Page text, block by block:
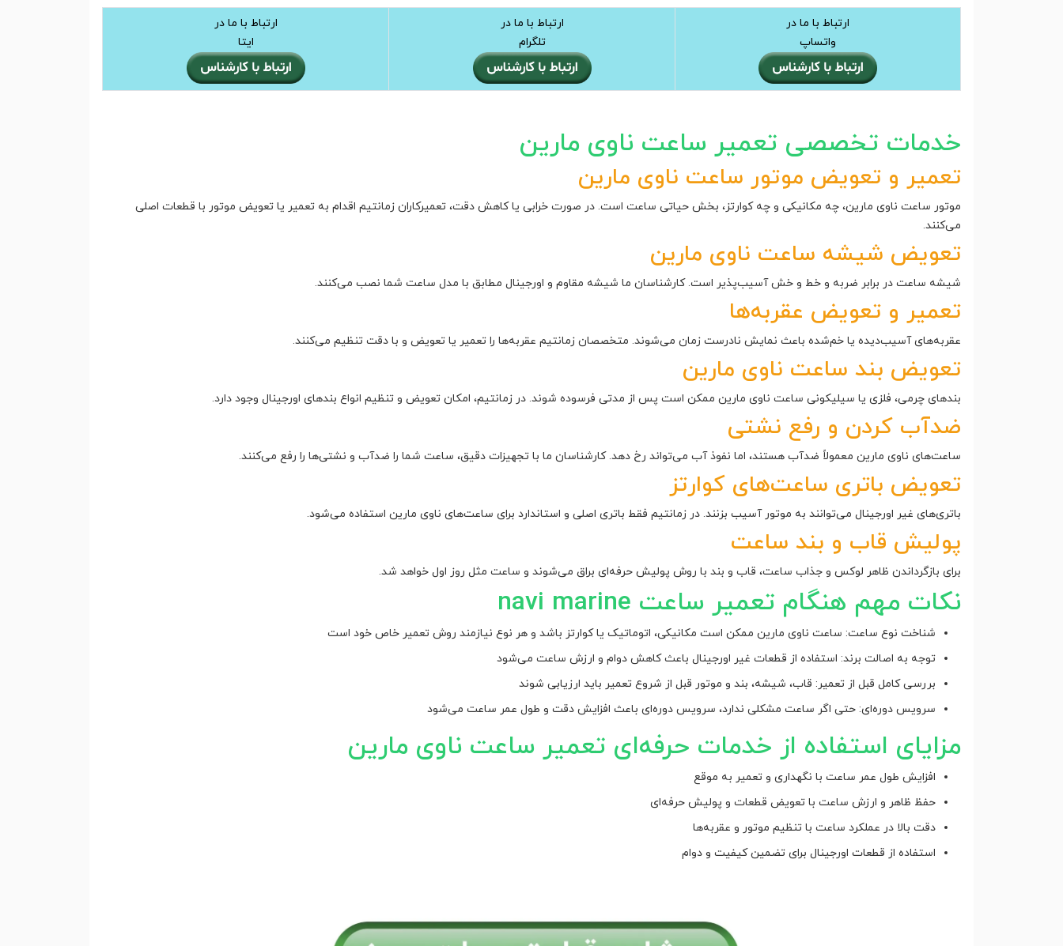
ارتباط با ما در
واتساپ
ارتباط با ما در
تلگرام
ارتباط با ما در
ایتا
خدمات تخصصی تعمیر ساعت ناوی مارین
تعمیر و تعویض موتور ساعت ناوی مارین
موتور ساعت ناوی مارین، چه مکانیکی و چه کوارتز، بخش حیاتی ساعت است. در صورت خرابی یا کاهش دقت، تعمیرکاران زمانتیم اقدام به تعمیر یا تعویض موتور با قطعات اصلی
می‌کنند.
تعویض شیشه ساعت ناوی مارین
شیشه ساعت در برابر ضربه و خط و خش آسیب‌پذیر است. کارشناسان ما شیشه مقاوم و اورجینال مطابق با مدل ساعت شما نصب می‌کنند.
تعمیر و تعویض عقربه‌ها
عقربه‌های آسیب‌دیده یا خم‌شده باعث نمایش نادرست زمان می‌شوند. متخصصان زمانتیم عقربه‌ها را تعمیر یا تعویض و با دقت تنظیم می‌کنند.
تعویض بند ساعت ناوی مارین
بندهای چرمی، فلزی یا سیلیکونی ساعت ناوی مارین ممکن است پس از مدتی فرسوده شوند. در زمانتیم، امکان تعویض و تنظیم انواع بندهای اورجینال وجود دارد.
ضدآب کردن و رفع نشتی
ساعت‌های ناوی مارین معمولاً ضدآب هستند، اما نفوذ آب می‌تواند رخ دهد. کارشناسان ما با تجهیزات دقیق، ساعت شما را ضدآب و نشتی‌ها را رفع می‌کنند.
تعویض باتری ساعت‌های کوارتز
باتری‌های غیر اورجینال می‌توانند به موتور آسیب بزنند. در زمانتیم فقط باتری اصلی و استاندارد برای ساعت‌های ناوی مارین استفاده می‌شود.
پولیش قاب و بند ساعت
برای بازگرداندن ظاهر لوکس و جذاب ساعت، قاب و بند با روش پولیش حرفه‌ای براق می‌شوند و ساعت مثل روز اول خواهد شد.
نکات مهم هنگام تعمیر ساعت navi marine
شناخت نوع ساعت: ساعت ناوی مارین ممکن است مکانیکی، اتوماتیک یا کوارتز باشد و هر نوع نیازمند روش تعمیر خاص خود است
توجه به اصالت برند: استفاده از قطعات غیر اورجینال باعث کاهش دوام و ارزش ساعت می‌شود
بررسی کامل قبل از تعمیر: قاب، شیشه، بند و موتور قبل از شروع تعمیر باید ارزیابی شوند
سرویس دوره‌ای: حتی اگر ساعت مشکلی ندارد، سرویس دوره‌ای باعث افزایش دقت و طول عمر ساعت می‌شود
مزایای استفاده از خدمات حرفه‌ای تعمیر ساعت ناوی مارین
افزایش طول عمر ساعت با نگهداری و تعمیر به موقع
حفظ ظاهر و ارزش ساعت با تعویض قطعات و پولیش حرفه‌ای
دقت بالا در عملکرد ساعت با تنظیم موتور و عقربه‌ها
استفاده از قطعات اورجینال برای تضمین کیفیت و دوام